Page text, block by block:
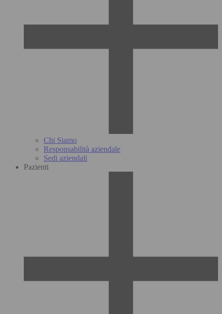
Chi Siamo
Responsabilità aziendale
Sedi aziendali
Pazienti